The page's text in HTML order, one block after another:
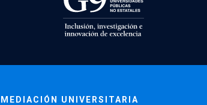
MEDIACIÓN UNIVERSITARIA